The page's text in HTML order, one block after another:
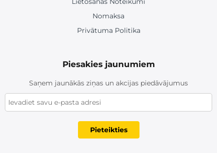
Nomaksa
Privātuma Politika
Piesakies jaunumiem
Saņem jaunākās ziņas un akcijas piedāvājumus
Pieteikties